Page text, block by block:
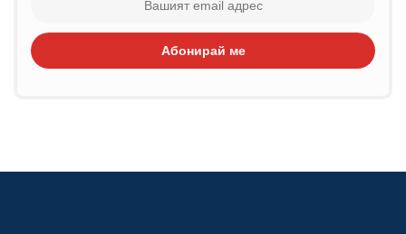
Абонирай ме